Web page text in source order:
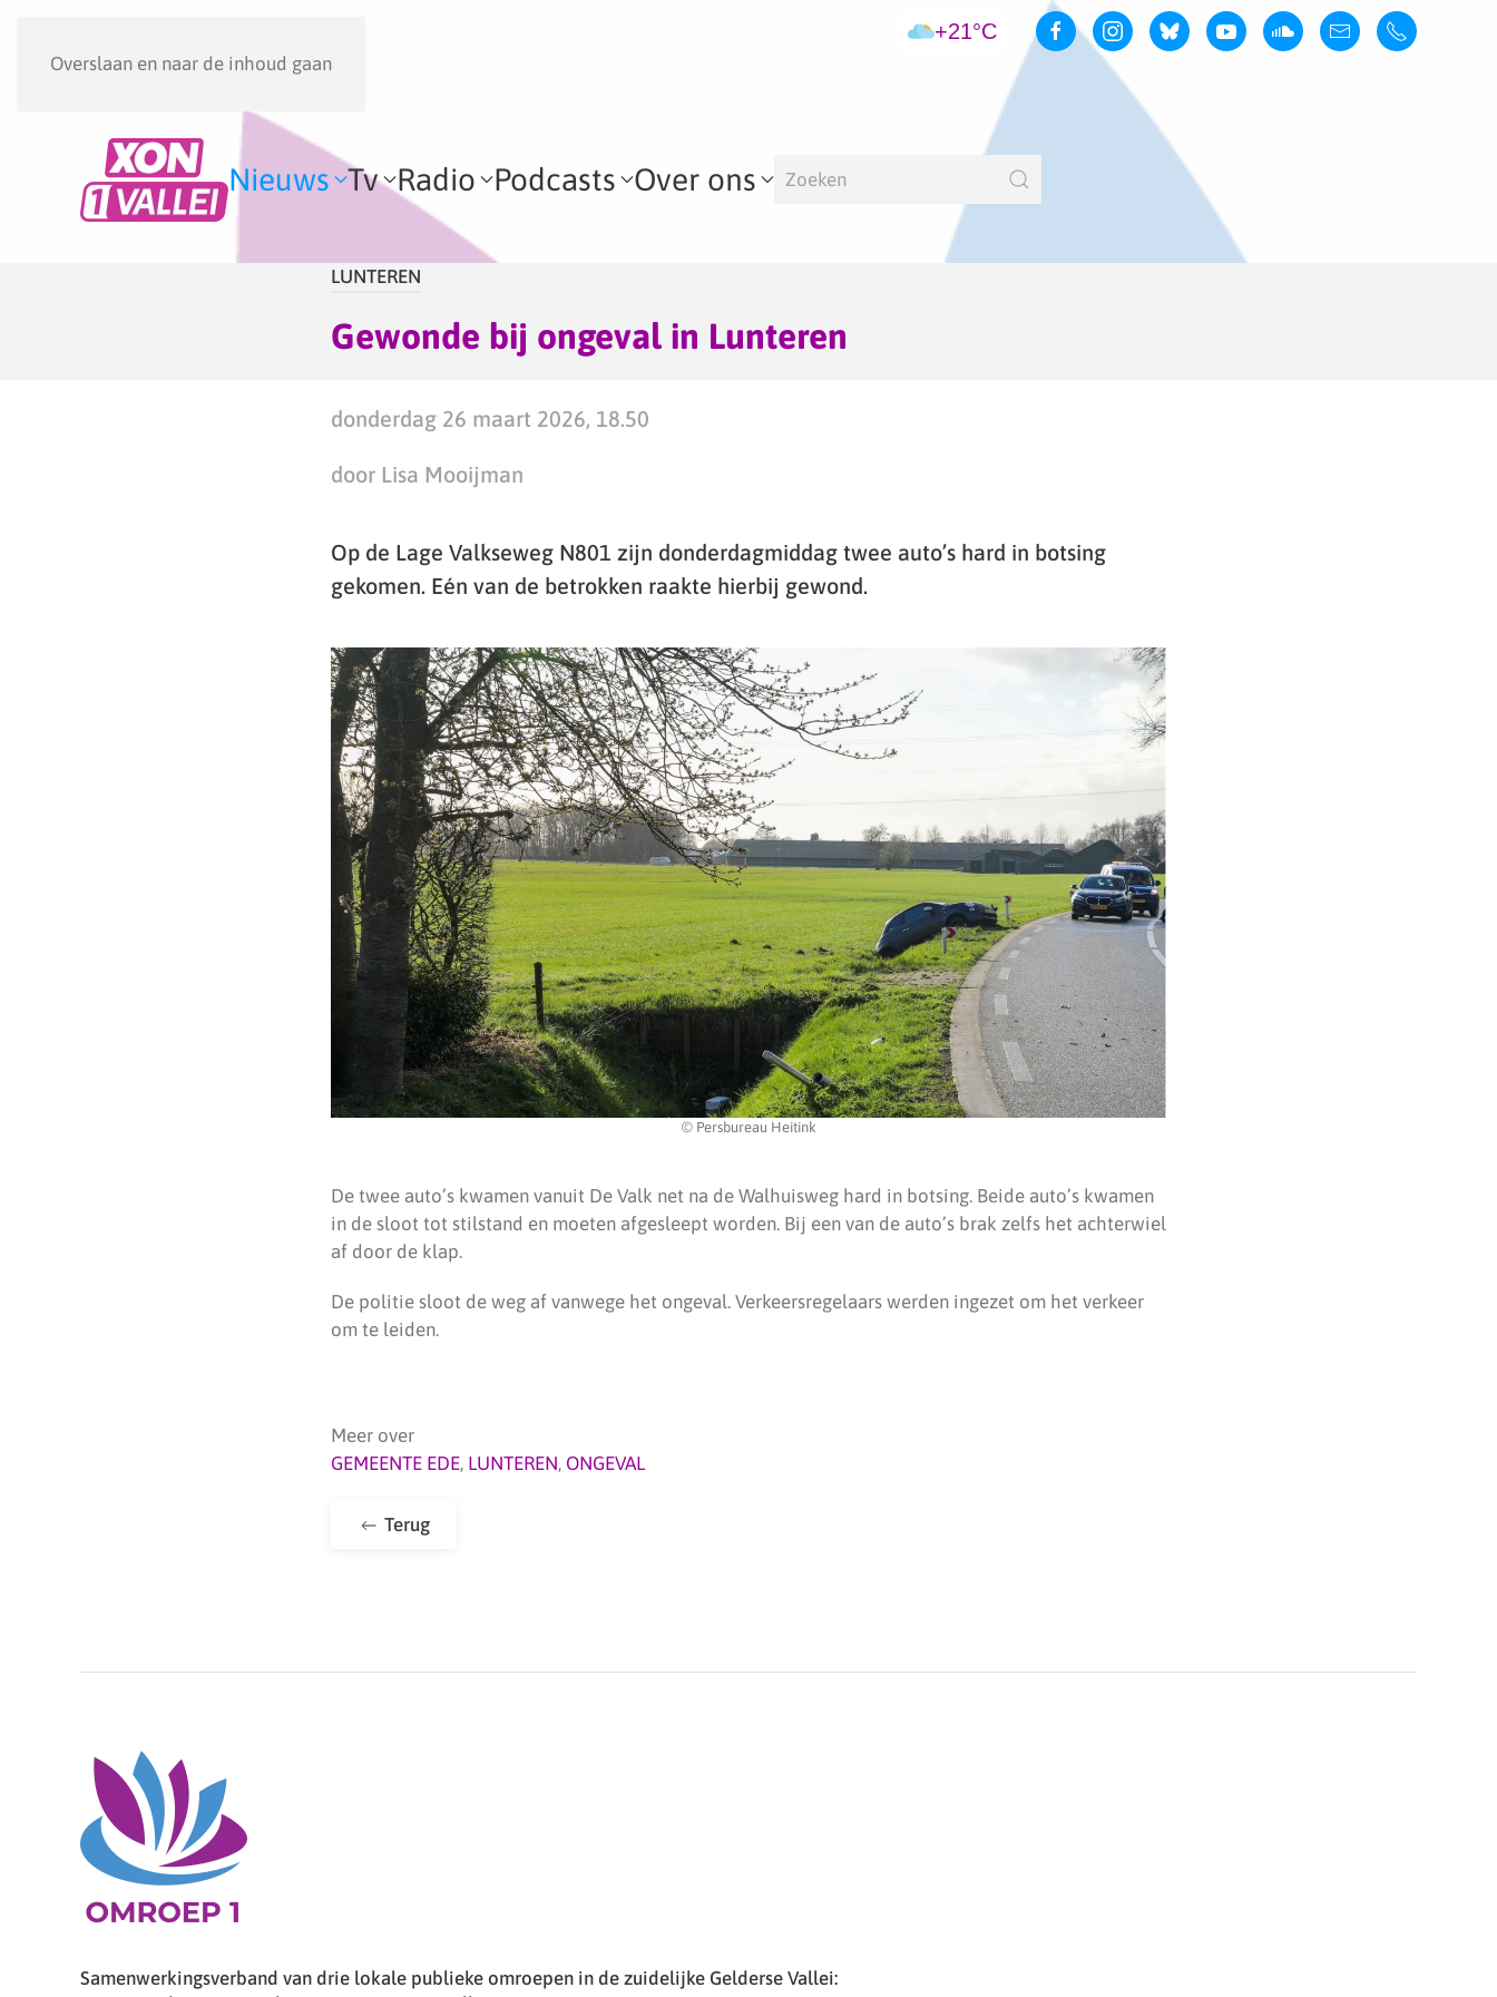
Overslaan en naar de inhoud gaan
+21°C
Nieuws Tv Radio Podcasts Over ons
LUNTEREN
Gewonde bij ongeval in Lunteren
donderdag 26 maart 2026, 18.50
door Lisa Mooijman
Op de Lage Valkseweg N801 zijn donderdagmiddag twee auto’s hard in botsing
gekomen. Eén van de betrokken raakte hierbij gewond.
© Persbureau Heitink
De twee auto’s kwamen vanuit De Valk net na de Walhuisweg hard in botsing. Beide auto’s kwamen
in de sloot tot stilstand en moeten afgesleept worden. Bij een van de auto’s brak zelfs het achterwiel
af door de klap.
De politie sloot de weg af vanwege het ongeval. Verkeersregelaars werden ingezet om het verkeer
om te leiden.
Meer over
GEMEENTE EDE, LUNTEREN, ONGEVAL
Terug
Samenwerkingsverband van drie lokale publieke omroepen in de zuidelijke Gelderse Vallei: